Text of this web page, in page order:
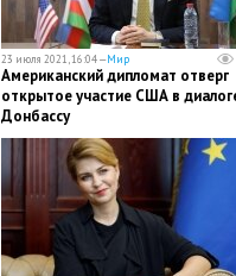
23 июля 2021, 16:04 —Мир
Американский дипломат отверг
открытое участие США в
Донбассу